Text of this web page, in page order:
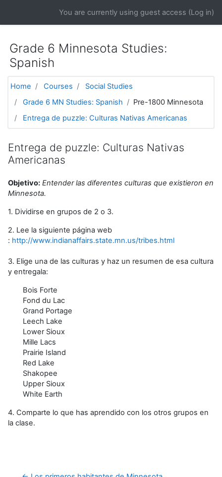
You are currently using guest access (Log in)
Grade 6 Minnesota Studies:
Spanish
Home Courses
Social Studies
Grade 6 MN Studies: Spanish
Pre-1800 Minnesota
Entrega de puzzle: Culturas Nativas Americanas
Entrega de puzzle: Culturas Nativas
Americanas
Objetivo: Entender las diferentes culturas que existieron en
Minnesota.
1. Dividirse en grupos de 2 o 3.
2. Lee la siguiente página web
: http://www.indianaffairs.state.mn.us/tribes.html
3. Elige una de las culturas y haz un resumen de esa cultura
y entregala:
Bois Forte
Fond du Lac
Grand Portage
Leech Lake
Lower Sioux
Mille Lacs
Prairie Island
Red Lake
Shakopee
Upper Sioux
White Earth
4. Comparte lo que has aprendido con los otros grupos en
la clase.